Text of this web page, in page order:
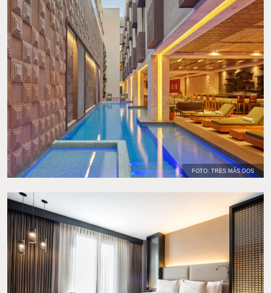
FOTO: TRES MÁS DOS
FOTO: TRES MÁS DOS